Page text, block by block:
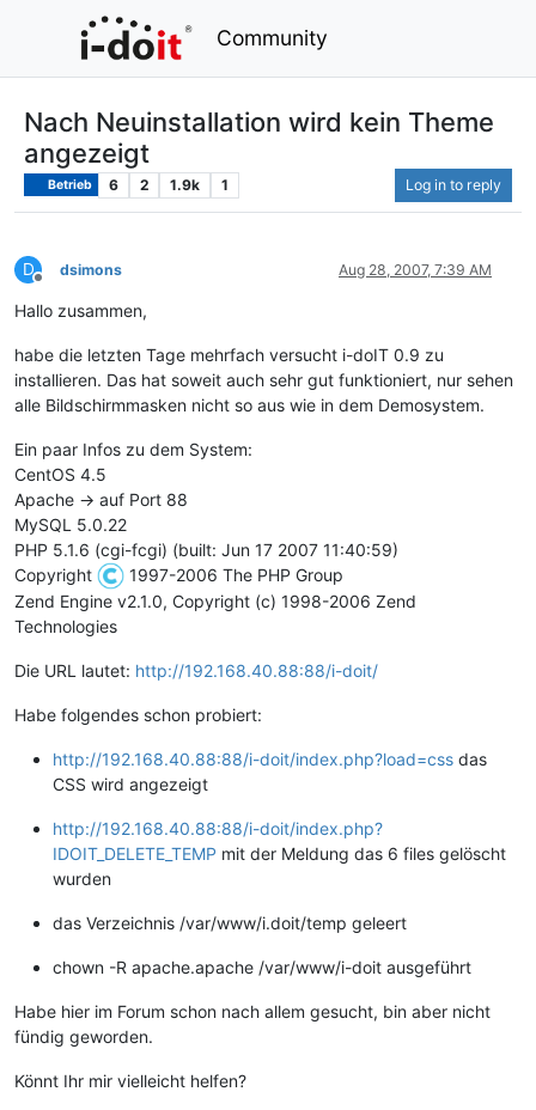
Community
Nach Neuinstallation wird kein Theme
angezeigt
Betrieb 6 2 1.9k 1 Log in to reply
D
Offline
dsimons Aug 28, 2007, 7:39 AM
Hallo zusammen,
habe die letzten Tage mehrfach versucht i-doIT 0.9 zu
installieren. Das hat soweit auch sehr gut funktioniert, nur sehen
alle Bildschirmmasken nicht so aus wie in dem Demosystem.
Ein paar Infos zu dem System:
CentOS 4.5
Apache -> auf Port 88
MySQL 5.0.22
PHP 5.1.6 (cgi-fcgi) (built: Jun 17 2007 11:40:59)
Copyright
1997-2006 The PHP Group
Zend Engine v2.1.0, Copyright (c) 1998-2006 Zend
Technologies
Die URL lautet: http://192.168.40.88:88/i-doit/
Habe folgendes schon probiert:
http://192.168.40.88:88/i-doit/index.php?load=css das
CSS wird angezeigt
http://192.168.40.88:88/i-doit/index.php?
IDOIT_DELETE_TEMP mit der Meldung das 6 files gelöscht
wurden
das Verzeichnis /var/www/i.doit/temp geleert
chown -R apache.apache /var/www/i-doit ausgeführt
Habe hier im Forum schon nach allem gesucht, bin aber nicht
fündig geworden.
Könnt Ihr mir vielleicht helfen?